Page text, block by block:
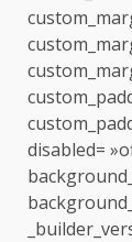
disabled=